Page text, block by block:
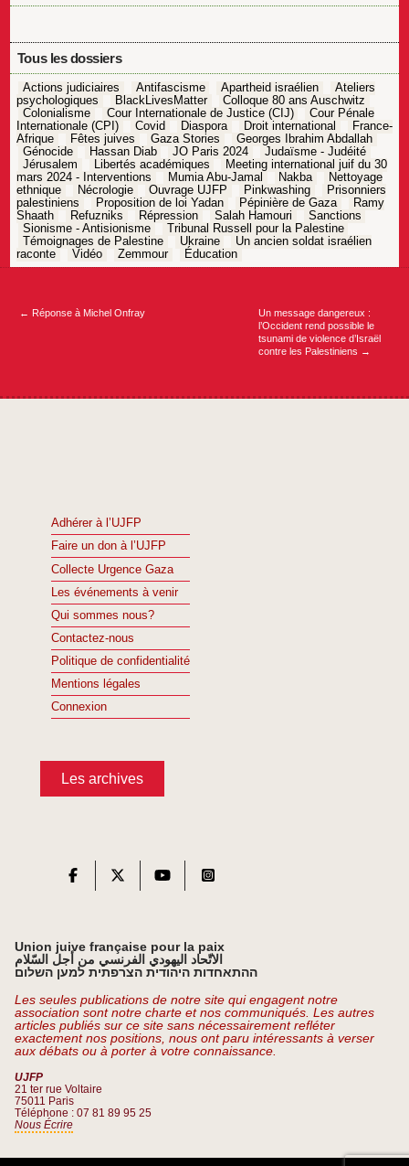
Tous les dossiers
Actions judiciaires Antifascisme Apartheid israélien
Ateliers
psychologiques
BlackLivesMatter
Colloque 80 ans Auschwitz
Colonialisme
Cour Internationale de Justice (CIJ)
Cour Pénale
Internationale (CPI)
Covid Diaspora Droit international
France-
Afrique
Fêtes juives Gaza Stories
Georges Ibrahim Abdallah
Génocide
Hassan Diab JO Paris 2024
Judaïsme - Judéité
Jérusalem
Libertés académiques
Meeting international juif du 30
mars 2024 - Interventions
Mumia Abu-Jamal Nakba
Nettoyage
ethnique
Nécrologie Ouvrage UJFP Pinkwashing
Prisonniers
palestiniens
Proposition de loi Yadan Pépinière de Gaza
Ramy
Shaath
Refuzniks Répression Salah Hamouri
Sanctions
Sionisme - Antisionisme
Tribunal Russell pour la Palestine
Témoignages de Palestine
Ukraine
Un ancien soldat israélien
raconte
Vidéo Zemmour Éducation
Navigation
← Réponse à Michel Onfray
Un message dangereux :
l’Occident rend possible le
tsunami de violence d’Israël
contre les Palestiniens →
Adhérer à l’UJFP
Faire un don à l’UJFP
Collecte Urgence Gaza
Les événements à venir
Qui sommes nous?
Contactez-nous
Politique de confidentialité
Mentions légales
Connexion
Les archives
Union juive française pour la paix
الاتّحاد اليهودي الفرنسي من أجل السّلام
ההתאחדות היהודית הצרפתית למען השלום
Les seules publications de notre site qui engagent notre
association sont notre charte et nos communiqués. Les autres
articles publiés sur ce site sans nécessairement refléter
exactement nos positions, nous ont paru intéressants à verser
aux débats ou à porter à votre connaissance.
UJFP
21 ter rue Voltaire
75011 Paris
Téléphone : 07 81 89 95 25
Nous Écrire